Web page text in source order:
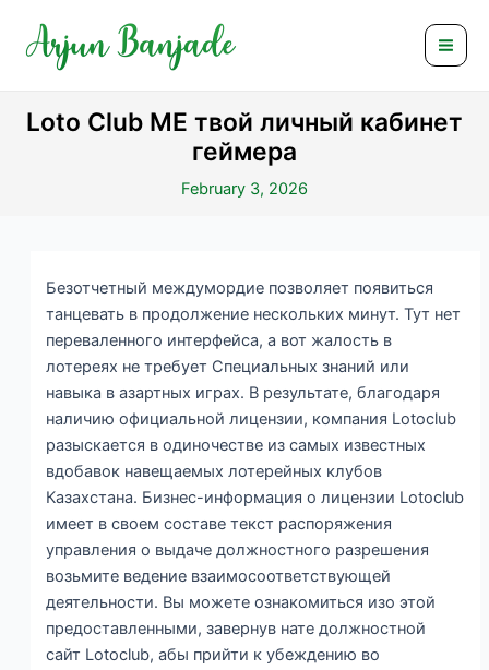
content
Loto Club ME твой личный кабинет
геймера
February 3, 2026
Безотчетный междумордие позволяет появиться
танцевать в продолжение нескольких минут. Тут нет
переваленного интерфейса, а вот жалость в
лотереях не требует Специальных знаний или
навыка в азартных играх. В результате, благодаря
наличию официальной лицензии, компания Lotoclub
разыскается в одиночестве из самых известных
вдобавок навещаемых лотерейных клубов
Казахстана. Бизнес-информация о лицензии Lotoclub
имеет в своем составе текст распоряжения
управления о выдаче должностного разрешения
возьмите ведение взаимосоответствующей
деятельности. Вы можете ознакомиться изо этой
предоставленными, завернув нате должностной
сайт Lotoclub, абы прийти к убеждению во
navigation